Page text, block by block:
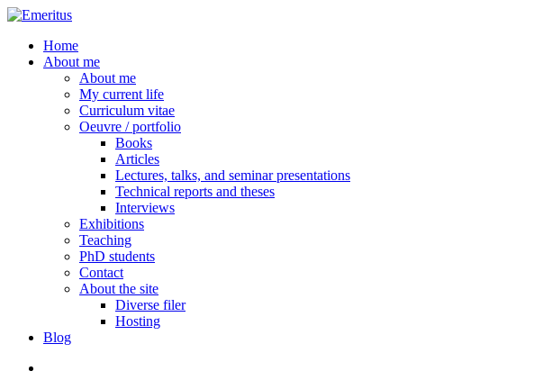
Skip
main
content
search
Menu
Home
About me
About me
My current life
Curriculum vitae
Oeuvre / portfolio
Books
Articles
Lectures, talks, and seminar presentations
Technical reports and theses
Interviews
Exhibitions
Teaching
PhD students
Contact
About the site
Diverse filer
Hosting
Blog